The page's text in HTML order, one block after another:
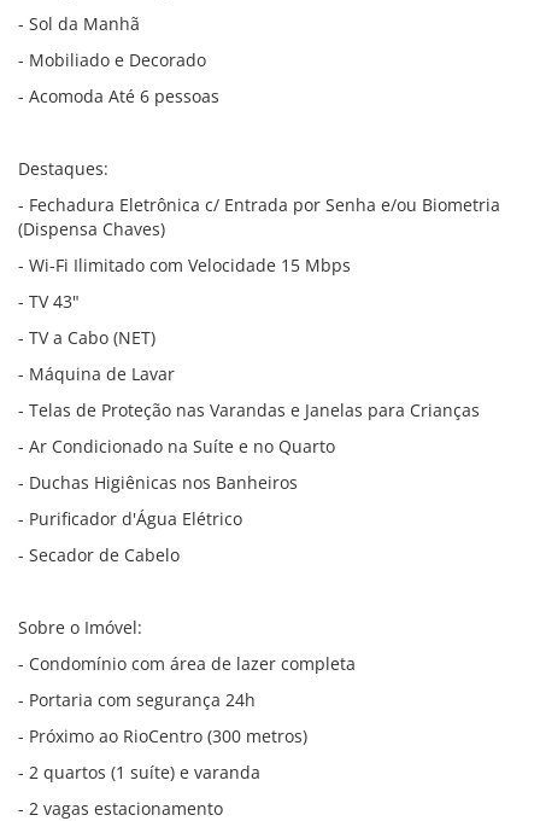
- Sol da Manhã
- Mobiliado e Decorado
- Acomoda Até 6 pessoas
Destaques:
- Fechadura Eletrônica c/ Entrada por Senha e/ou Biometria
(Dispensa Chaves)
- Wi-Fi Ilimitado com Velocidade 15 Mbps
- TV 43"
- TV a Cabo (NET)
- Máquina de Lavar
- Telas de Proteção nas Varandas e Janelas para Crianças
- Ar Condicionado na Suíte e no Quarto
- Duchas Higiênicas nos Banheiros
- Purificador d'Água Elétrico
- Secador de Cabelo
Sobre o Imóvel:
- Condomínio com área de lazer completa
- Portaria com segurança 24h
- Próximo ao RioCentro (300 metros)
- 2 quartos (1 suíte) e varanda
- 2 vagas estacionamento